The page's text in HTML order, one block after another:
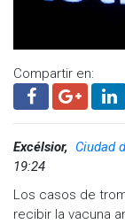
Compartir en:
Excélsior, Ciudad
19:24
Los casos de
recibir la vacuna